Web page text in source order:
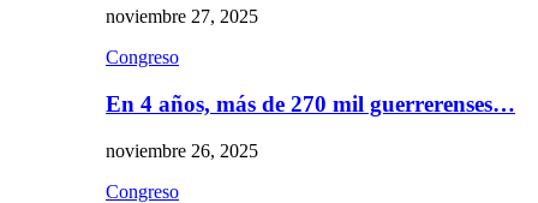
noviembre 27, 2025
Congreso
En 4 años, más de 270 mil guerrerenses…
noviembre 26, 2025
Congreso